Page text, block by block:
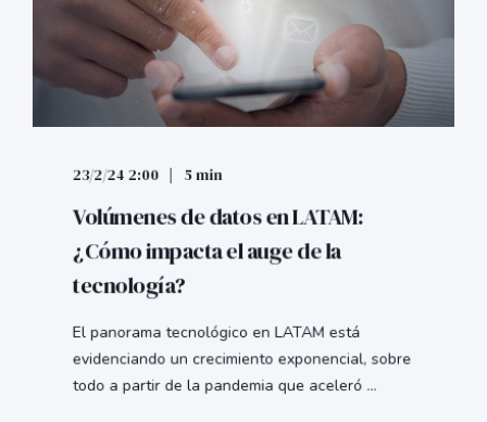
23/2/24 2:00 5 min
Volúmenes de datos en LATAM:
¿Cómo impacta el auge de la
tecnología?
El panorama tecnológico en LATAM está
evidenciando un crecimiento exponencial, sobre
todo a partir de la pandemia que aceleró ...